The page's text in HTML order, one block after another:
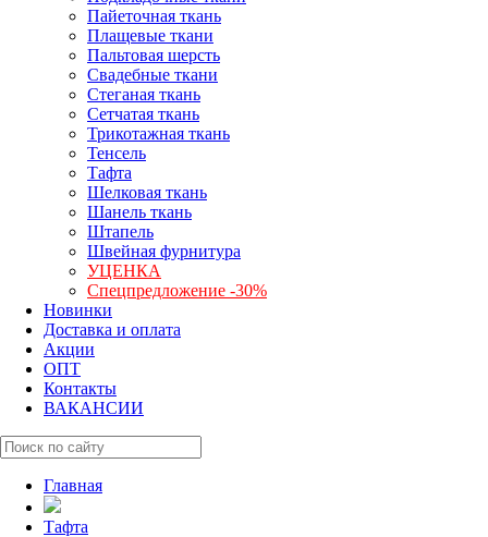
Пайеточная ткань
Плащевые ткани
Пальтовая шерсть
Свадебные ткани
Стеганая ткань
Сетчатая ткань
Трикотажная ткань
Тенсель
Тафта
Шелковая ткань
Шанель ткань
Штапель
Швейная фурнитура
УЦЕНКА
Спецпредложение -30%
Новинки
Доставка и оплата
Акции
ОПТ
Контакты
ВАКАНСИИ
Главная
Тафта